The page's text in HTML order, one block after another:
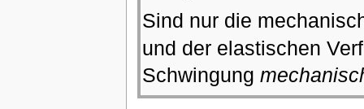
Sind nur die
und der elastischen
Schwingung